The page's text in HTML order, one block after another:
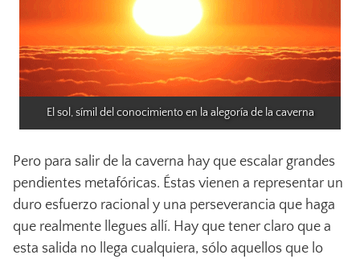
El sol, símil del conocimiento en la alegoría de la caverna
Pero para salir de la caverna hay que escalar grandes
pendientes metafóricas. Éstas vienen a representar un
duro esfuerzo racional y una perseverancia que haga
que realmente llegues allí. Hay que tener claro que a
esta salida no llega cualquiera, sólo aquellos que lo